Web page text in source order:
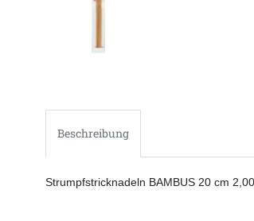
Beschreibung
Strumpfstricknadeln BAMBUS 20 cm